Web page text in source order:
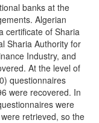
banks at the
Algerian
certificate of Sharia
Sharia Authority for
Industry, and
At the level of
questionnaires
were recovered. In
were
retrieved, so the